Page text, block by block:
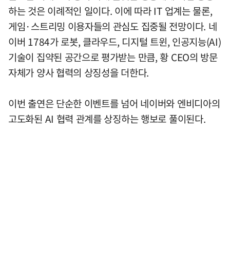
하는 것은 이례적인 일이다. 이에 따라 IT 업계는 물론,
게임·스트리밍 이용자들의 관심도 집중될 전망이다. 네
이버 1784가 로봇, 클라우드, 디지털 트윈, 인공지능(AI)
기술이 집약된 공간으로 평가받는 만큼, 황 CEO의 방문
자체가 양사 협력의 상징성을 더한다.
이번 출연은 단순한 이벤트를 넘어 네이버와 엔비디아의
고도화된 AI 협력 관계를 상징하는 행보로 풀이된다.